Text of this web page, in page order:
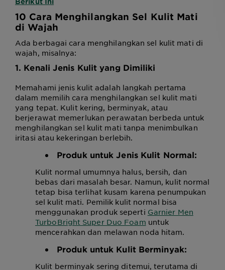
10 Cara Menghilangkan Sel Kulit Mati
di Wajah
Ada berbagai cara menghilangkan sel kulit mati di
wajah, misalnya:
1. Kenali Jenis Kulit yang Dimiliki
Memahami jenis kulit adalah langkah pertama
dalam memilih cara menghilangkan sel kulit mati
yang tepat. Kulit kering, berminyak, atau
berjerawat memerlukan perawatan berbeda untuk
menghilangkan sel kulit mati tanpa menimbulkan
iritasi atau kekeringan berlebih.
Produk untuk Jenis Kulit Normal:
Kulit normal umumnya halus, bersih, dan
bebas dari masalah besar. Namun, kulit normal
tetap bisa terlihat kusam karena penumpukan
sel kulit mati. Pemilik kulit normal bisa
menggunakan produk seperti Garnier Men
TurboBright Super Duo Foam untuk
mencerahkan dan melawan noda hitam.
Produk untuk Kulit Berminyak:
Kulit berminyak sering ditemui, terutama di